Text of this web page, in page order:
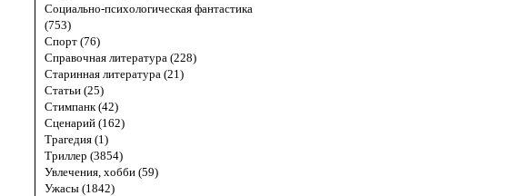
Социально-психологическая фантастика
(753)
Спорт (76)
Справочная литература (228)
Старинная литература (21)
Статьи (25)
Стимпанк (42)
Сценарий (162)
Трагедия (1)
Триллер (3854)
Увлечения, хобби (59)
Ужасы (1842)